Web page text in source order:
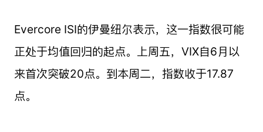
Evercore ISI的伊曼纽尔表示，这一指数很可能
正处于均值回归的起点。上周五，VIX自6月以
来首次突破20点。到本周二，指数收于17.87
点。